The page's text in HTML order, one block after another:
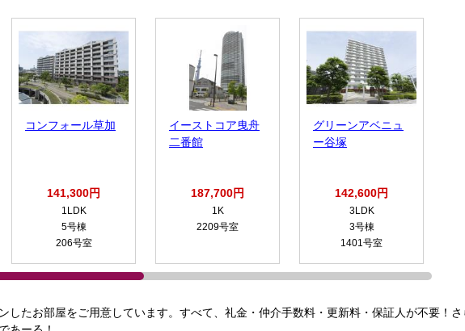
コンフォール草加
141,300円
1LDK
5号棟
206号室
イーストコア曳舟
二番館
187,700円
1K
2209号室
グリーンアベニュ
ー谷塚
142,600円
3LDK
3号棟
1401号室
したお部屋をご用意しています。すべて、礼金・仲介手数料・更新料・保証人が不要！